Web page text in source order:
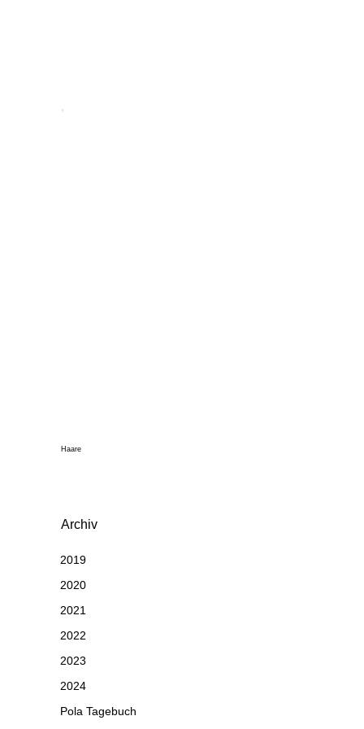
Haare
Archiv
2019
2020
2021
2022
2023
2024
Pola Tagebuch